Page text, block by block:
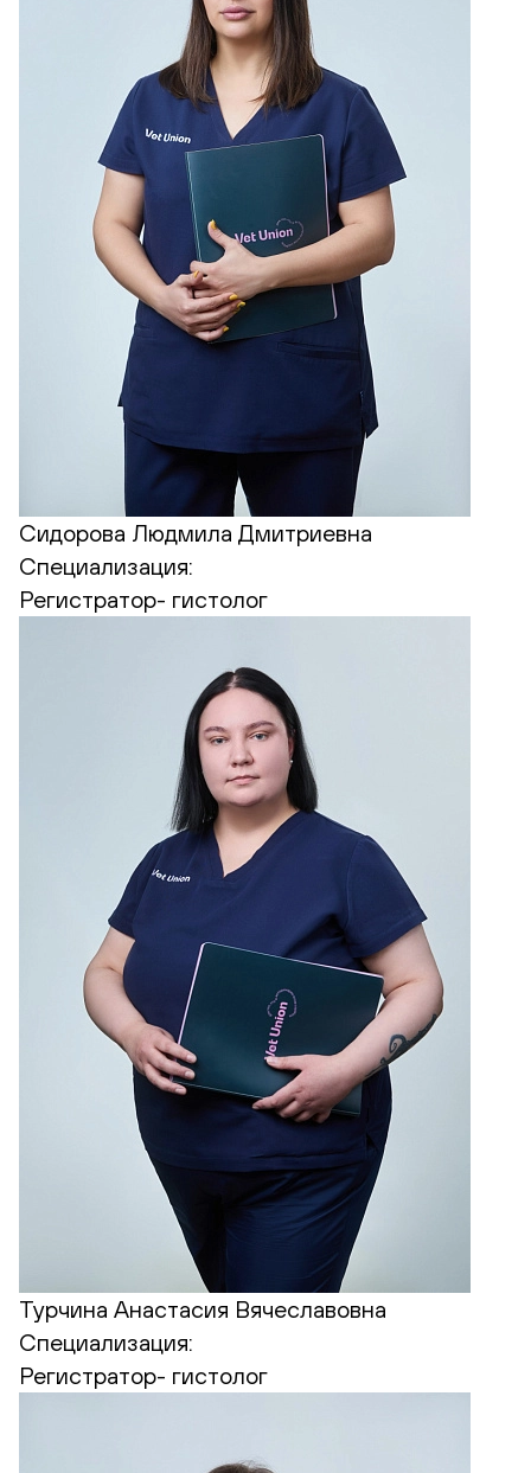
Сидорова Людмила Дмитриевна
Специализация:
Регистратор- гистолог
Турчина Анастасия Вячеславовна
Специализация:
Регистратор- гистолог